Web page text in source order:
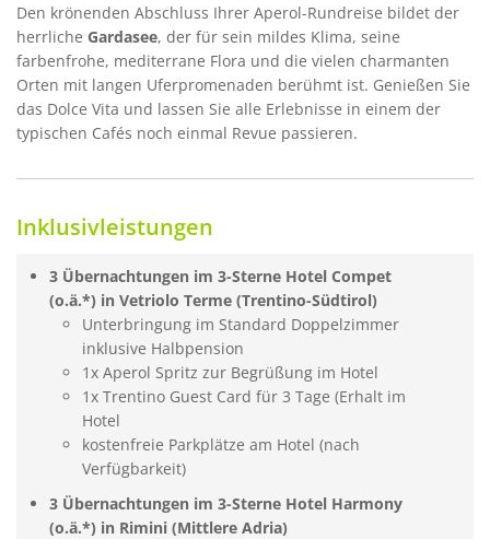
Den krönenden Abschluss Ihrer Aperol-Rundreise bildet der
herrliche Gardasee, der für sein mildes Klima, seine
farbenfrohe, mediterrane Flora und die vielen charmanten
Orten mit langen Uferpromenaden berühmt ist. Genießen Sie
das Dolce Vita und lassen Sie alle Erlebnisse in einem der
typischen Cafés noch einmal Revue passieren.
Inklusivleistungen
3 Übernachtungen im 3-Sterne Hotel Compet
(o.ä.*) in Vetriolo Terme (Trentino-Südtirol)
Unterbringung im Standard Doppelzimmer
inklusive Halbpension
1x Aperol Spritz zur Begrüßung im Hotel
1x Trentino Guest Card für 3 Tage (Erhalt im
Hotel
kostenfreie Parkplätze am Hotel (nach
Verfügbarkeit)
3 Übernachtungen im 3-Sterne Hotel Harmony
(o.ä.*) in Rimini (Mittlere Adria)